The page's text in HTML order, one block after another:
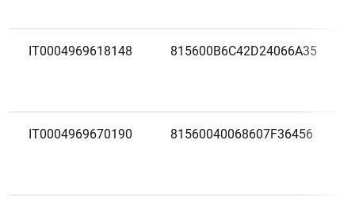
IT0004969618148 815600B6C42D24066A35
IT0004969670190 81560040068607F36456